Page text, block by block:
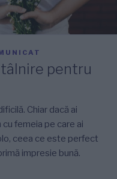
pentru
Chiar dacă ai
femeia pe care ai
ceea ce este perfect
impresie bună.